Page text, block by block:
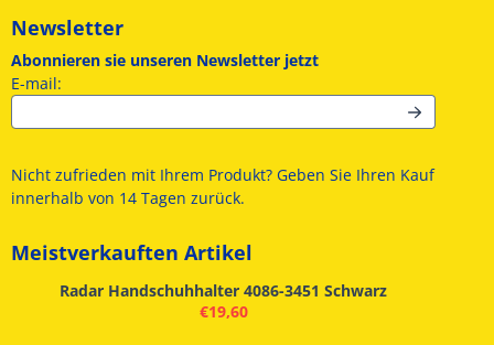
Newsletter
Abonnieren sie unseren Newsletter jetzt
E-mail:
Nicht zufrieden mit Ihrem Produkt? Geben Sie Ihren Kauf
innerhalb von 14 Tagen zurück.
Meistverkauften Artikel
Radar Handschuhhalter 4086-3451 Schwarz
€19,60